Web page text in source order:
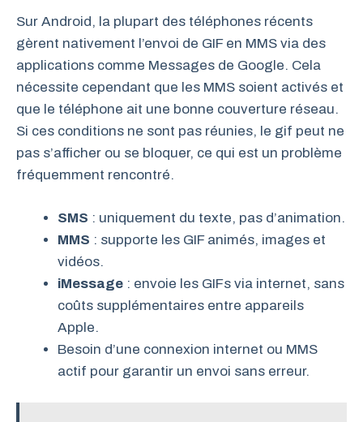
Sur Android, la plupart des téléphones récents
gèrent nativement l’envoi de GIF en MMS via des
applications comme Messages de Google. Cela
nécessite cependant que les MMS soient activés et
que le téléphone ait une bonne couverture réseau.
Si ces conditions ne sont pas réunies, le gif peut ne
pas s’afficher ou se bloquer, ce qui est un problème
fréquemment rencontré.
SMS : uniquement du texte, pas d’animation.
MMS : supporte les GIF animés, images et
vidéos.
iMessage : envoie les GIFs via internet, sans
coûts supplémentaires entre appareils
Apple.
Besoin d’une connexion internet ou MMS
actif pour garantir un envoi sans erreur.